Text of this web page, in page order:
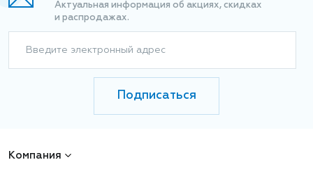
Актуальная информация об акциях, скидках
и распродажах.
Введите электронный адрес
Подписаться
Компания